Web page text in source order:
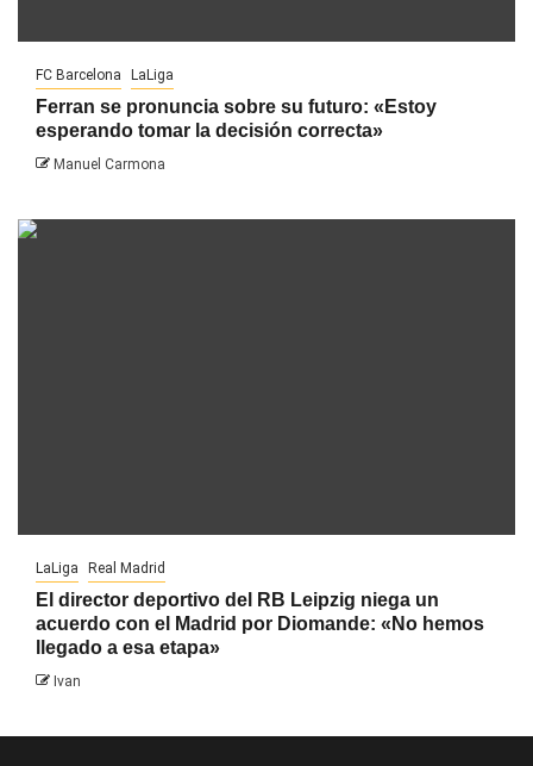
FC Barcelona LaLiga
Ferran se pronuncia sobre su futuro: «Estoy
esperando tomar la decisión correcta»
Manuel Carmona
LaLiga Real Madrid
El director deportivo del RB Leipzig niega un
acuerdo con el Madrid por Diomande: «No hemos
llegado a esa etapa»
Ivan